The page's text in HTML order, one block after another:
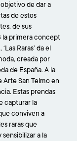
de dar a
de estos
de sus
la primera concept
Raras’ da el
creada por
de España. A la
Arte San Telmo en
Estas prendas
capturar la
conviven a
raras que
a la